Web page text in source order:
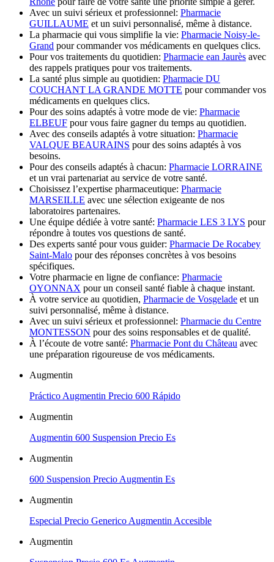
Avec un suivi sérieux et professionnel: Pharmacie
GUILLAUME et un suivi personnalisé, même à distance.
La pharmacie qui vous simplifie la vie: Pharmacie Noisy-le-
Grand pour commander vos médicaments en quelques clics.
Pour vos traitements du quotidien: Pharmacie ean Jaurès avec
des rappels pratiques pour vos traitements.
La santé plus simple au quotidien: Pharmacie DU
COUCHANT LA GRANDE MOTTE pour commander vos
médicaments en quelques clics.
Pour des soins adaptés à votre mode de vie: Pharmacie
ELBEUF pour vous faire gagner du temps au quotidien.
Avec des conseils adaptés à votre situation: Pharmacie
VALQUE BEAURAINS pour des soins adaptés à vos
besoins.
Pour des conseils adaptés à chacun: Pharmacie LORRAINE
et un vrai partenariat au service de votre santé.
Choisissez l’expertise pharmaceutique: Pharmacie
MARSEILLE avec une sélection exigeante de nos
laboratoires partenaires.
Une équipe dédiée à votre santé: Pharmacie LES 3 LYS pour
répondre à toutes vos questions de santé.
Des experts santé pour vous guider: Pharmacie De Rocabey
Saint-Malo pour des réponses concrètes à vos besoins
spécifiques.
Votre pharmacie en ligne de confiance: Pharmacie
OYONNAX pour un conseil santé fiable à chaque instant.
À votre service au quotidien, Pharmacie de Vosgelade et un
suivi personnalisé, même à distance.
Avec un suivi sérieux et professionnel: Pharmacie du Centre
MONTESSON pour des soins responsables et de qualité.
À l’écoute de votre santé: Pharmacie Pont du Château avec
une préparation rigoureuse de vos médicaments.
Augmentin
Práctico Augmentin Precio 600 Rápido
Augmentin
Augmentin 600 Suspension Precio Es
Augmentin
600 Suspension Precio Augmentin Es
Augmentin
Especial Precio Generico Augmentin Accesible
Augmentin